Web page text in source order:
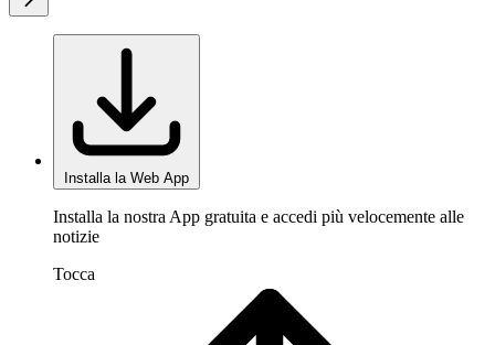
Installa la Web App
Installa la nostra App gratuita e accedi più velocemente alle
notizie
Tocca